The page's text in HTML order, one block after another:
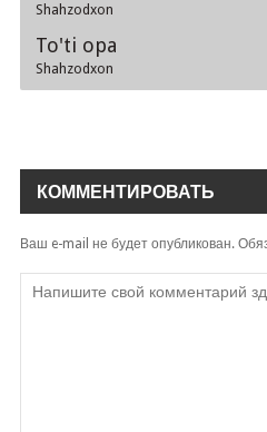
Shahzodxon
To'ti opa
Shahzodxon
КОММЕНТИРОВАТЬ
Ваш e-mail не будет опубликован.